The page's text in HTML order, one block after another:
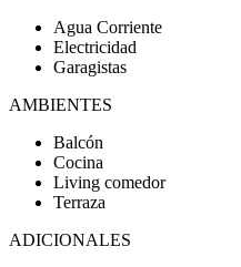
Agua Corriente
Electricidad
Garagistas
AMBIENTES
Balcón
Cocina
Living comedor
Terraza
ADICIONALES